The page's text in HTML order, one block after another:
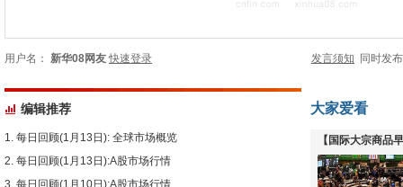
用户名： 新华08网友 快速登录 发言须知 同时发
编辑推荐
每日回顾(1月13日): 全球市场概览
每日回顾(1月13日):A股市场行情
大家爱看
【国际大宗商品
下跌